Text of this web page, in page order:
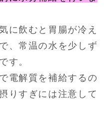
に飲むと胃腸が冷え
、常温の水を少しず
す。
電解質を補給するの
りすぎには注意して